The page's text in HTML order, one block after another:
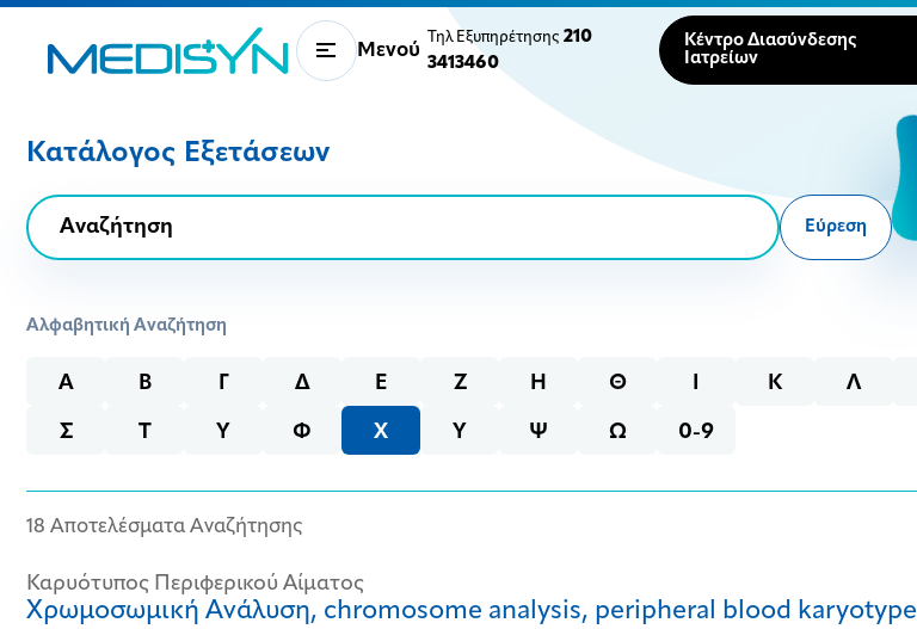
Μενού
Τηλ Εξυπηρέτησης 210
3413460
Κέντρο Διασύνδεσης
Ιατρείων
Κατάλογος Εξετάσεων
Εύρεση
Αλφαβητική Αναζήτηση
Α Β Γ Δ Ε Ζ Η Θ Ι Κ Λ
Σ Τ Υ Φ Χ Υ Ψ Ω 0-9
18 Αποτελέσματα Αναζήτησης
Καρυότυπος Περιφερικού Αίματος
Χρωμοσωμική Ανάλυση, chromosome analysis, peripheral blood karyotype